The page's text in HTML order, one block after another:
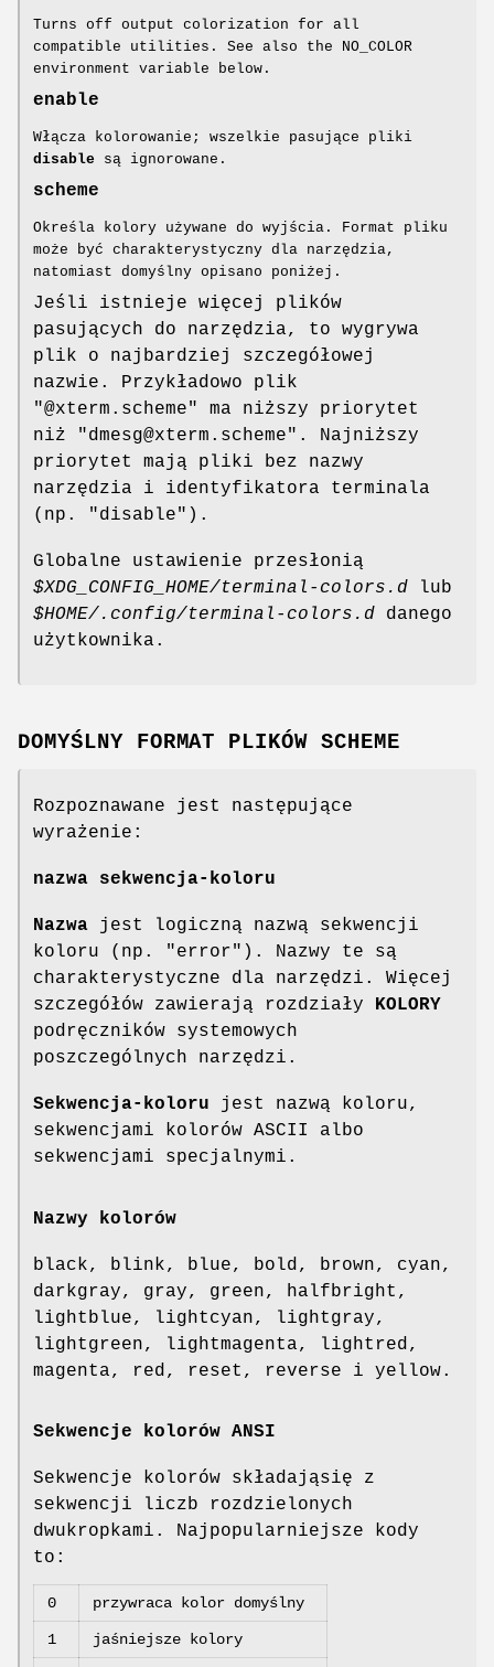
Turns off output colorization for all
compatible utilities. See also the NO_COLOR
environment variable below.
enable
Włącza kolorowanie; wszelkie pasujące pliki
disable są ignorowane.
scheme
Określa kolory używane do wyjścia. Format pliku
może być charakterystyczny dla narzędzia,
natomiast domyślny opisano poniżej.
Jeśli istnieje więcej plików
pasujących do narzędzia, to wygrywa
plik o najbardziej szczegółowej
nazwie. Przykładowo plik
"@xterm.scheme" ma niższy priorytet
niż "dmesg@xterm.scheme". Najniższy
priorytet mają pliki bez nazwy
narzędzia i identyfikatora terminala
(np. "disable").
Globalne ustawienie przesłonią
$XDG_CONFIG_HOME/terminal-colors.d lub
$HOME/.config/terminal-colors.d danego
użytkownika.
DOMYŚLNY FORMAT PLIKÓW SCHEME
Rozpoznawane jest następujące
wyrażenie:
nazwa sekwencja-koloru
Nazwa jest logiczną nazwą sekwencji
koloru (np. "error"). Nazwy te są
charakterystyczne dla narzędzi. Więcej
szczegółów zawierają rozdziały KOLORY
podręczników systemowych
poszczególnych narzędzi.
Sekwencja-koloru jest nazwą koloru,
sekwencjami kolorów ASCII albo
sekwencjami specjalnymi.
Nazwy kolorów
black, blink, blue, bold, brown, cyan,
darkgray, gray, green, halfbright,
lightblue, lightcyan, lightgray,
lightgreen, lightmagenta, lightred,
magenta, red, reset, reverse i yellow.
Sekwencje kolorów ANSI
Sekwencje kolorów składająsię z
sekwencji liczb rozdzielonych
dwukropkami. Najpopularniejsze kody
to:
0 przywraca kolor domyślny
1 jaśniejsze kolory